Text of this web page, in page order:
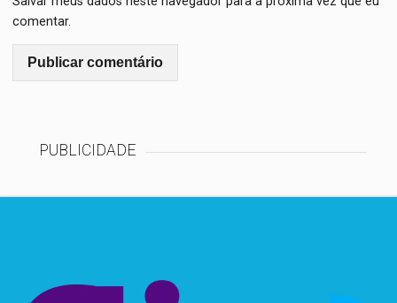
comentar.
PUBLICIDADE